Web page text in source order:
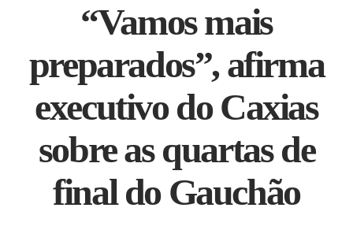
“Vamos mais
preparados”, afirma
executivo do Caxias
sobre as quartas de
final do Gauchão